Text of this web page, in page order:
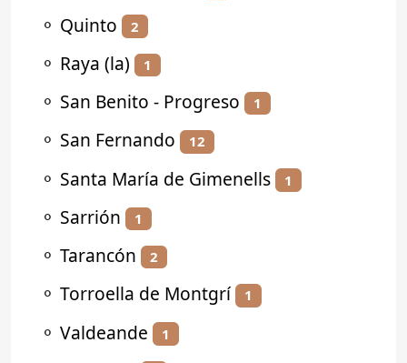
⚬ Quinto 2
⚬ Raya (la) 1
⚬ San Benito - Progreso 1
⚬ San Fernando 12
⚬ Santa María de Gimenells 1
⚬ Sarrión 1
⚬ Tarancón 2
⚬ Torroella de Montgrí 1
⚬ Valdeande 1